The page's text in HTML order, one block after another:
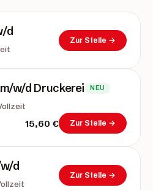
d
Zur Stelle →
w/d Druckerei NEU
15,60 € Zur Stelle →
d
Zur Stelle →